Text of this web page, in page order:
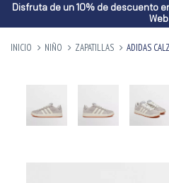
Disfruta de un 10% de descuento
Web
INICIO NIÑO ZAPATILLAS ADIDAS